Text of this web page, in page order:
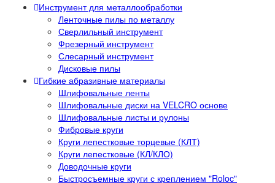
Инструмент для металлообработки
Ленточные пилы по металлу
Сверлильный инструмент
Фрезерный инструмент
Слесарный инструмент
Дисковые пилы
Гибкие абразивные материалы
Шлифовальные ленты
Шлифовальные диски на VELCRO основе
Шлифовальные листы и рулоны
Фибровые круги
Круги лепестковые торцевые (КЛТ)
Круги лепестковые (КЛ/КЛО)
Доводочные круги
Быстросъемные круги с креплением "Roloc"